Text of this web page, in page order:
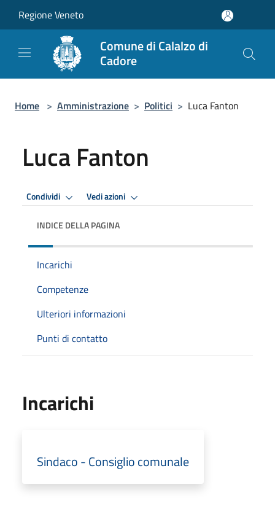
Regione Veneto
Comune di Calalzo di
Cadore
Home > Amministrazione > Politici > Luca Fanton
Luca Fanton
Condividi Vedi azioni
INDICE DELLA PAGINA
Incarichi
Competenze
Ulteriori informazioni
Punti di contatto
Incarichi
Sindaco - Consiglio comunale